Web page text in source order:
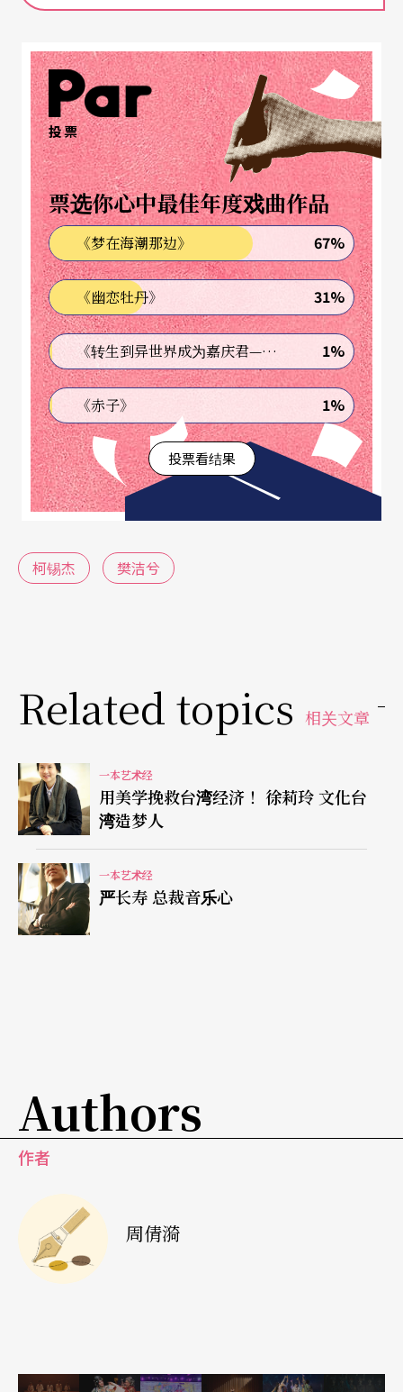
带著相机，随著心跑
他是这么生活的，带著相机，随著心跑。一九五九
年赴日留学，当时在日本看到俄国波修瓦芭蕾舞团
的表演，大为惊艳。柯锡杰忆起与舞蹈的最初相
遇：「芭蕾舞让我非常感动，我开始尊敬女性，因
为芭蕾呈现出女人最美的一面。」回到台湾，看到
美国现代舞团艾文．艾利（Alvin Ally）的巡回演
出，撼动于黑人舞者特有的音律感和爆发力，相较
于荷西．李蒙（Jose Limon），柯锡杰依然偏爱黑
人舞团的独特味道。
拍摄舞蹈家黄忠良，是一次极致的体验。一九六六
年，柯锡杰去看黄忠良排舞。当时的美国，舞蹈摄
影仍是请舞者摆个姿势即按下快门，大多是室内摄
影。没料到柯锡杰边看黄忠良练舞，边注视著他的
滚一面拍！摄影师从地面俯望，极度靠近舞者，黄
掠，黄忠良跃起，双腿打开，黄忠良的妻子在后方
跳起，双脚倂起，一前一后，一阳一阴，有如神助
的完美构图，成就出这幅神采飞扬的《风筝》！柯
锡杰满足笑道：「直到今天，我仍觉得这幅作品是
Master Piece！」
从一九六二到一九六七年，柯锡杰将摄影专注于表
演艺术，此时他移居纽约，开了工作室。六○到七
指挥力度。相较于摆姿势的、死板的、仅有表面而
无灵魂的舞蹈摄影，柯锡杰直接把自己当成舞者，
当我听到音乐时，身体会不由自主地冲动摆动。」
就如青年时期的他，从戒严台湾到现代化的日本，
霎时被酒、音乐、和舞蹈解放整个身心。「我在地
夜了，我就这么一路唱歌、哭喊、跳著探戈回
投票
票选你心中最佳年度戏曲作品
《梦在海潮那边》 67%
《幽恋牡丹》 31%
《转生到异世界成为嘉庆君—发现我的祖先是诈骗集团!?》 1%
《赤子》 1%
投票看结果
柯锡杰 樊洁兮
Related topics 相关文章
一本艺术经
用美学挽救台湾经济！ 徐莉玲 文化台
湾造梦人
一本艺术经
严长寿 总裁音乐心
Authors
作者
周倩漪